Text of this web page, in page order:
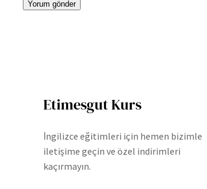
Etimesgut Kurs
İngilizce eğitimleri için hemen bizimle
iletişime geçin ve özel indirimleri
kaçırmayın.